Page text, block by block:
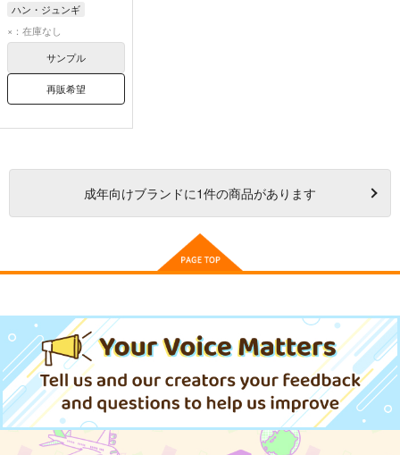
ハン・ジュンギ
×：在庫なし
サンプル
再販希望
成年向けブランドに1件の商品があります